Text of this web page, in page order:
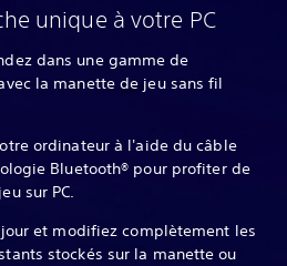
unique à votre PC
dans une gamme de
la manette de jeu sans fil
ordinateur à l'aide du câble
Bluetooth® pour profiter de
sur PC.
et modifiez complètement les
stockés sur la manette ou